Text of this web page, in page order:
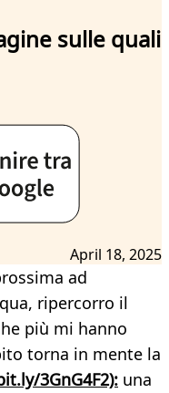
sulle quali
April 18, 2025
ad
ripercorro il
più mi hanno
torna in mente la
3GnG4F2): una